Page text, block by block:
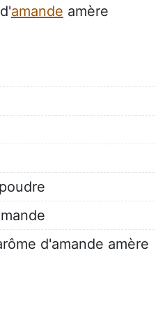
amande amère
d'amande amère